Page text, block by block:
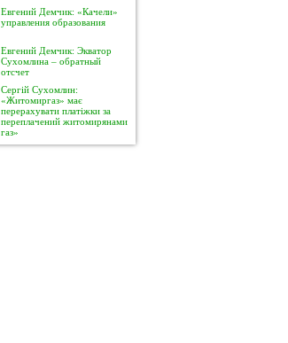
Евгений Демчик: «Качели»
управления образования
Евгений Демчик: Экватор
Сухомлина – обратный
отсчет
Сергій Сухомлин:
«Житомиргаз» має
перерахувати платіжки за
переплачений житомирянами
газ»